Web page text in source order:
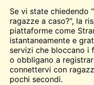
Se vi state chiedendo
ragazze a caso?", la
piattaforme come
istantaneamente e
servizi che bloccano i
o obbligano a
connettervi con
pochi secondi.